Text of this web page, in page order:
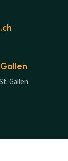
Gallen